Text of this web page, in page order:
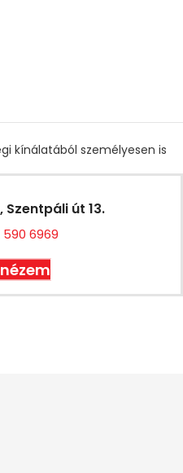
kínálatából személyesen is
Szentpáli út 13.
590 6969